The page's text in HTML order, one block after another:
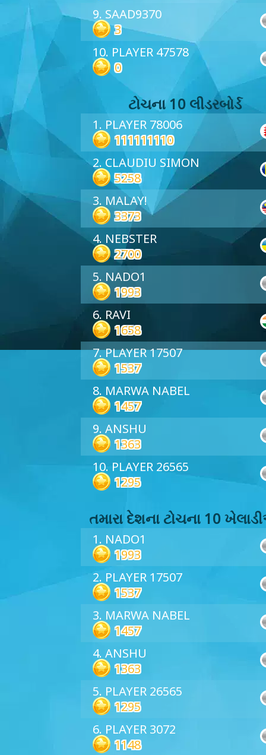
9. SAAD9370
3
10. PLAYER 47578
0
ટોચના 10 લીડરબોર્ડ
1. PLAYER 78006
111111110
2. CLAUDIU SIMON
5258
3. MALAY!
3373
4. NEBSTER
2700
5. NADO1
1993
6. RAVI
1658
7. PLAYER 17507
1537
8. MARWA NABEL
1457
9. ANSHU
1363
10. PLAYER 26565
1295
તમારા દેશના ટોચના 10
1. NADO1
1993
2. PLAYER 17507
1537
3. MARWA NABEL
1457
4. ANSHU
1363
5. PLAYER 26565
1295
6. PLAYER 3072
1148